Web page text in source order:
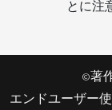
とに注
©著
エンドユーザー